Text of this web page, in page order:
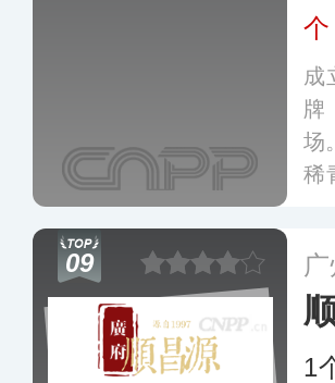
个
成
牌
场
稀
二
更
09
1